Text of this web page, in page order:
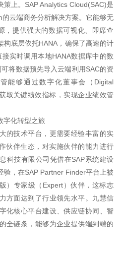
上。SAP Analytics Cloud(SAC)是
云端商务分析解决方案。它能够无
，提供强大的数据可视化、即席查
构底层依托HANA，确保了高速的计
实时调用本地HANA数据库中的数
将数据预先导入云端利用SAC的资
能够通过数字化董事会（Digital
取关键绩效指标，实现企业绩效管
字化转型之旅
的技术平台，更需要经验丰富的实
伙伴生态，对实施伙伴的能力进行
科技有限公司凭借在SAP系统建设
验，在SAP Partner Finder平台上被
）专家级（Expert）伙伴，这标志
方面达到了行业领先水平。九慧信
化核心平台建设、供应链协同、智
全链条，能够为企业提供端到端的